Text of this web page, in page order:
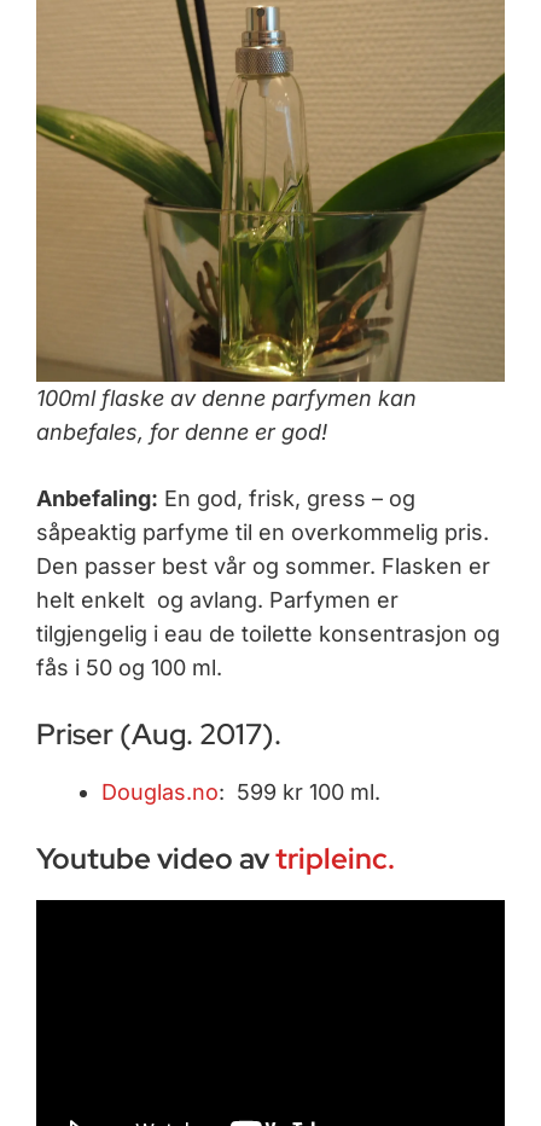
100ml flaske av denne parfymen kan
anbefales, for denne er god!
Anbefaling: En god, frisk, gress – og
såpeaktig parfyme til en overkommelig pris.
Den passer best vår og sommer. Flasken er
helt enkelt og avlang. Parfymen er
tilgjengelig i eau de toilette konsentrasjon og
fås i 50 og 100 ml.
Priser (Aug. 2017).
Douglas.no: 599 kr 100 ml.
Youtube video avtripleinc.